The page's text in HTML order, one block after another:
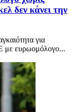
δεν κάνει την
για
με ευρωομόλογο...